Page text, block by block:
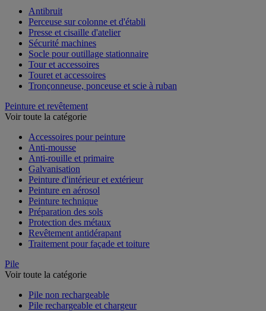
Antibruit
Perceuse sur colonne et d'établi
Presse et cisaille d'atelier
Sécurité machines
Socle pour outillage stationnaire
Tour et accessoires
Touret et accessoires
Tronçonneuse, ponceuse et scie à ruban
Peinture et revêtement
Voir toute la catégorie
Accessoires pour peinture
Anti-mousse
Anti-rouille et primaire
Galvanisation
Peinture d'intérieur et extérieur
Peinture en aérosol
Peinture technique
Préparation des sols
Protection des métaux
Revêtement antidérapant
Traitement pour façade et toiture
Pile
Voir toute la catégorie
Pile non rechargeable
Pile rechargeable et chargeur